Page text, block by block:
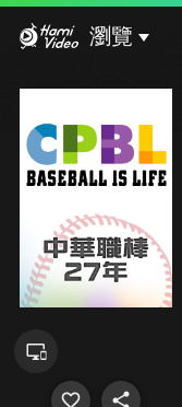
瀏覽